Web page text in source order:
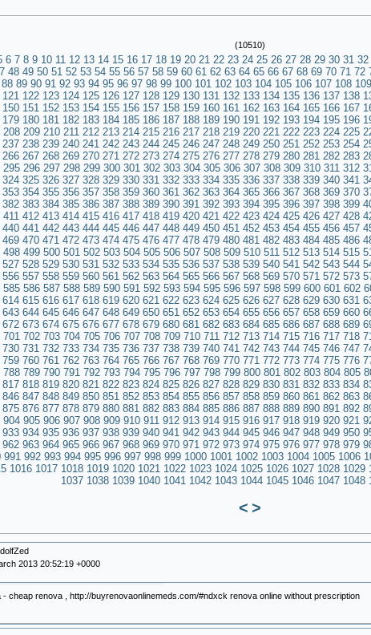
(10510)
6 7 8 9 10 11 12 13 14 15 16 17 18 19 20 21 22 23 24 25 26 27 28 29 30 31 32
48 49 50 51 52 53 54 55 56 57 58 59 60 61 62 63 64 65 66 67 68 69 70 71 72
88 89 90 91 92 93 94 95 96 97 98 99 100 101 102 103 104 105 106 107 108 109
121 122 123 124 125 126 127 128 129 130 131 132 133 134 135 136 137 138
150 151 152 153 154 155 156 157 158 159 160 161 162 163 164 165 166 167
179 180 181 182 183 184 185 186 187 188 189 190 191 192 193 194 195 196
208 209 210 211 212 213 214 215 216 217 218 219 220 221 222 223 224 225
237 238 239 240 241 242 243 244 245 246 247 248 249 250 251 252 253 254
266 267 268 269 270 271 272 273 274 275 276 277 278 279 280 281 282 283
295 296 297 298 299 300 301 302 303 304 305 306 307 308 309 310 311 312
324 325 326 327 328 329 330 331 332 333 334 335 336 337 338 339 340 341
353 354 355 356 357 358 359 360 361 362 363 364 365 366 367 368 369 370
382 383 384 385 386 387 388 389 390 391 392 393 394 395 396 397 398 399
411 412 413 414 415 416 417 418 419 420 421 422 423 424 425 426 427 428
440 441 442 443 444 445 446 447 448 449 450 451 452 453 454 455 456 457
469 470 471 472 473 474 475 476 477 478 479 480 481 482 483 484 485 486
498 499 500 501 502 503 504 505 506 507 508 509 510 511 512 513 514 515
527 528 529 530 531 532 533 534 535 536 537 538 539 540 541 542 543 544
556 557 558 559 560 561 562 563 564 565 566 567 568 569 570 571 572 573
585 586 587 588 589 590 591 592 593 594 595 596 597 598 599 600 601 602
614 615 616 617 618 619 620 621 622 623 624 625 626 627 628 629 630 631
643 644 645 646 647 648 649 650 651 652 653 654 655 656 657 658 659 660
672 673 674 675 676 677 678 679 680 681 682 683 684 685 686 687 688 689
701 702 703 704 705 706 707 708 709 710 711 712 713 714 715 716 717 718
730 731 732 733 734 735 736 737 738 739 740 741 742 743 744 745 746 747
759 760 761 762 763 764 765 766 767 768 769 770 771 772 773 774 775 776
788 789 790 791 792 793 794 795 796 797 798 799 800 801 802 803 804 805
817 818 819 820 821 822 823 824 825 826 827 828 829 830 831 832 833 834
846 847 848 849 850 851 852 853 854 855 856 857 858 859 860 861 862 863
875 876 877 878 879 880 881 882 883 884 885 886 887 888 889 890 891 892
904 905 906 907 908 909 910 911 912 913 914 915 916 917 918 919 920 921
933 934 935 936 937 938 939 940 941 942 943 944 945 946 947 948 949 950
962 963 964 965 966 967 968 969 970 971 972 973 974 975 976 977 978 979
991 992 993 994 995 996 997 998 999 1000 1001 1002 1003 1004 1005 1006
1016 1017 1018 1019 1020 1021 1022 1023 1024 1025 1026 1027 1028 1029
1037 1038 1039 1040 1041 1042 1043 1044 1045 1046 1047 1048
< >
2013 20:52:19 +0000
- cheap renova , http://buyrenovaonlinemeds.com/#ndxck renova online without prescription